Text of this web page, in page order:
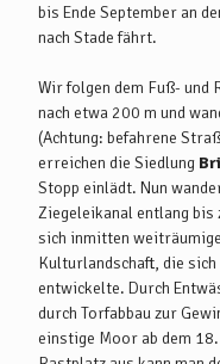
bis Ende September an
nach Stade fährt.
Wir folgen dem Fuß- und
nach etwa 200 m und
(Achtung: befahrene
erreichen die Siedlung
Stopp einlädt. Nun
Ziegeleikanal entlang bis
sich inmitten
Kulturlandschaft, die
entwickelte. Durch
durch Torfabbau zur
einstige Moor ab dem